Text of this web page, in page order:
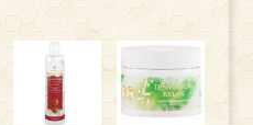
Preis
war:
€ 17.90
Preis
ist:
€ 15.90.
war:
€ 9.90
ist:
€ 4.95.